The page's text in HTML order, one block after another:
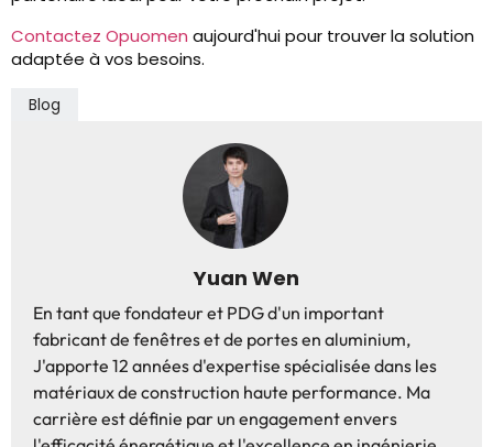
Contactez Opuomen aujourd'hui pour trouver la solution
adaptée à vos besoins.
Blog
Yuan Wen
En tant que fondateur et PDG d'un important
fabricant de fenêtres et de portes en aluminium,
J'apporte 12 années d'expertise spécialisée dans les
matériaux de construction haute performance. Ma
carrière est définie par un engagement envers